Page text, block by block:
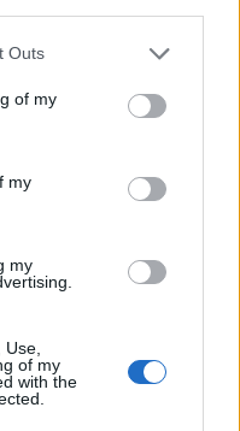
one or more Google
You may click to
its third-party tags to
in below Google
Outs
of my
my
my
of my
with the
drapp Szín:
téli sör ánizzsal
itt néhány trükkel
ilyen ravaszság a
javítja fel, a másik